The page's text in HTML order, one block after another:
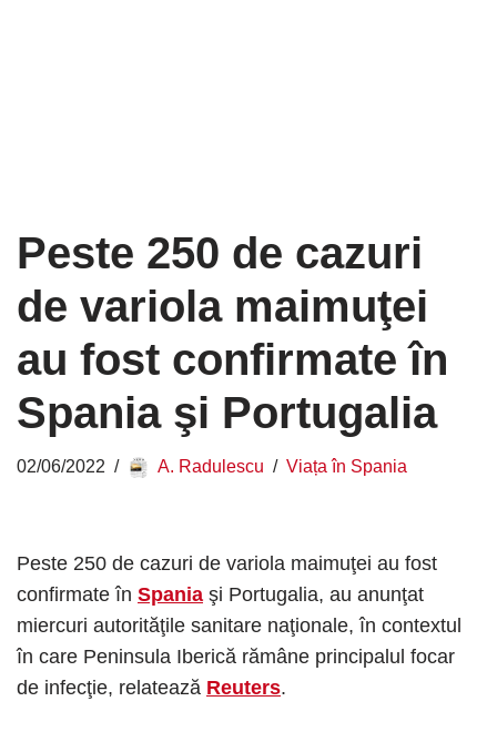
Peste 250 de cazuri
de variola maimuţei
au fost confirmate în
Spania şi Portugalia
02/06/2022 A. Radulescu Viața în Spania
Peste 250 de cazuri de variola maimuţei au fost
confirmate în Spania şi Portugalia, au anunţat
miercuri autorităţile sanitare naţionale, în contextul
în care Peninsula Iberică rămâne principalul focar
de infecţie, relatează Reuters.